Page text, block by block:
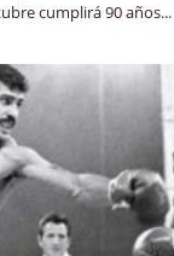
cumplirá 90 años...